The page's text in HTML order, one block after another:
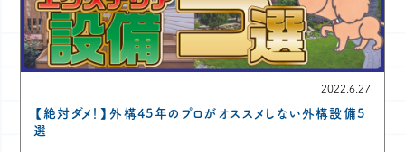
2022.6.27
【絶対ダメ！】外構45年のプロがオススメしない外構設備5
選